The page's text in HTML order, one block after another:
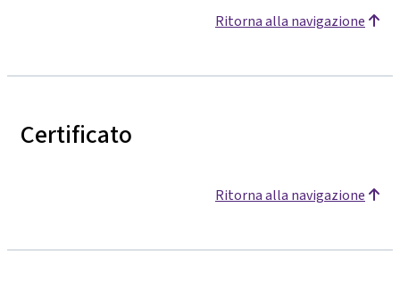
Ritorna alla navigazione
Certificato
Ritorna alla navigazione